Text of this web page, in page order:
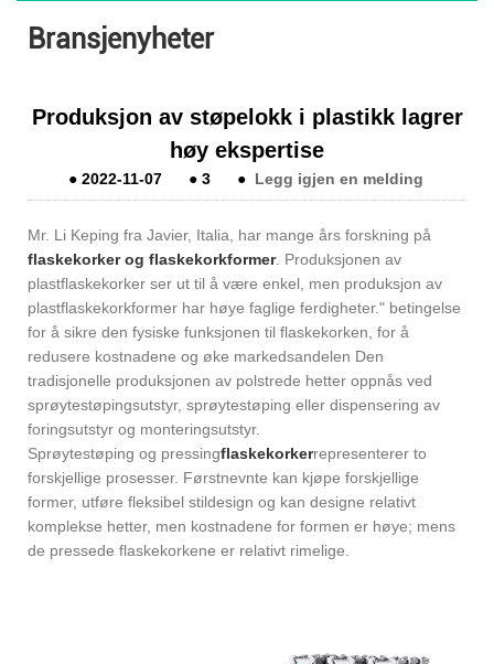
Bransjenyheter
Produksjon av støpelokk i plastikk lagrer
høy ekspertise
●2022-11-07 ●3 ● Legg igjen en melding
Mr. Li Keping fra Javier, Italia, har mange års forskning på
flaskekorker og flaskekorkformer. Produksjonen av
plastflaskekorker ser ut til å være enkel, men produksjon av
plastflaskekorkformer har høye faglige ferdigheter." betingelse
for å sikre den fysiske funksjonen til flaskekorken, for å
redusere kostnadene og øke markedsandelen Den
tradisjonelle produksjonen av polstrede hetter oppnås ved
sprøytestøpingsutstyr, sprøytestøping eller dispensering av
foringsutstyr og monteringsutstyr.
Sprøytestøping og pressingflaskekorkerrepresenterer to
forskjellige prosesser. Førstnevnte kan kjøpe forskjellige
former, utføre fleksibel stildesign og kan designe relativt
komplekse hetter, men kostnadene for formen er høye; mens
de pressede flaskekorkene er relativt rimelige.